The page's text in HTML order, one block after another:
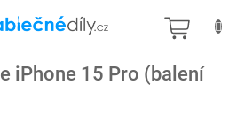
iPhone 15 Pro (balení